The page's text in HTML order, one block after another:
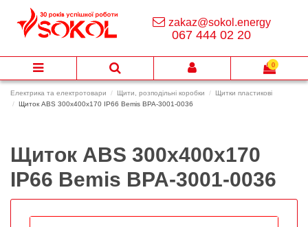
Електрика та електротовари Щити, розподільні коробки
Щитки пластикові
Щиток ABS 300x400x170 IP66 Bemis BPA-3001-0036
Щиток ABS 300x400x170
IP66 Bemis BPA-3001-0036
zakaz@sokol.energy
067 444 02 20
0